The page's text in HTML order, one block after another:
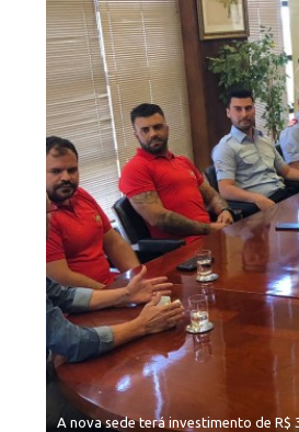
A nova sede terá investimento de R$